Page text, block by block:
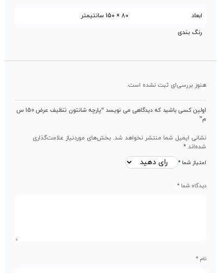
ابعاد 80 × 150 سانتیمتر
رنگ بندی
هنوز بررسی‌ای ثبت نشده است.
اولین کسی باشید که دیدگاهی می نویسد “پارچه شانتون تنظیف عرض 150 س
م”
نشانی ایمیل شما منتشر نخواهد شد. بخش‌های موردنیاز علامت‌گذاری
شده‌اند *
امتیاز شما *
دیدگاه شما *
نام *